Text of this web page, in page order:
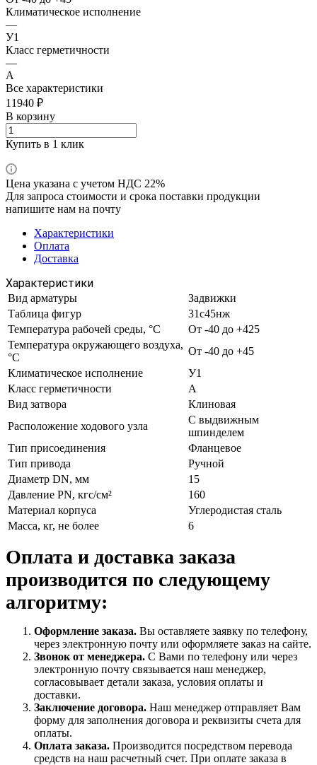
Климатическое исполнение
—
У1
Класс герметичности
—
А
Все характеристики
11940 ₽
В корзину
Купить в 1 клик
Цена указана с учетом НДС 22%
Для запроса стоимости и срока поставки продукции
напишите нам на почту
Характеристики
Оплата
Доставка
Характеристики
Вид арматуры
Задвижки
Таблица фигур
31с45нж
Температура рабочей среды, °С
От -40 до +425
Температура окружающего воздуха,
°С
От -40 до +45
Климатическое исполнение
У1
Класс герметичности
А
Вид затвора
Клиновая
Расположение ходового узла
С выдвижным
шпинделем
Тип присоединения
Фланцевое
Тип привода
Ручной
Диаметр DN, мм
15
Давление PN, кгс/см²
160
Материал корпуса
Углеродистая сталь
Масса, кг, не более
6
Оплата и доставка заказа
производится по следующему
алгоритму:
Оформление заказа. Вы оставляете заявку по телефону,
через электронную почту или оформляете заказ на сайте.
Звонок от менеджера. С Вами по телефону или через
электронную почту связывается наш менеджер,
согласовывает детали заказа, условия оплаты и
доставки.
Заключение договора. Наш менеджер отправляет Вам
форму для заполнения договора и реквизиты счета для
оплаты.
Оплата заказа. Производится посредством перевода
средств на наш расчетный счет. При оплате заказа в